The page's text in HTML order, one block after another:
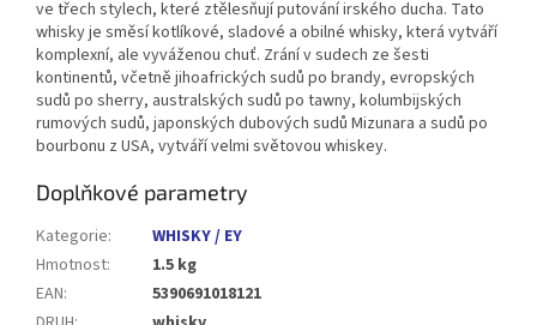
ve třech stylech, které ztělesňují putování irského ducha. Tato
whisky je směsí kotlíkové, sladové a obilné whisky, která vytváří
komplexní, ale vyváženou chuť. Zrání v sudech ze šesti
kontinentů, včetně jihoafrických sudů po brandy, evropských
sudů po sherry, australských sudů po tawny, kolumbijských
rumových sudů, japonských dubových sudů Mizunara a sudů po
bourbonu z USA, vytváří velmi světovou whiskey.
Doplňkové parametry
Kategorie:
WHISKY / EY
Hmotnost:
1.5 kg
EAN:
5390691018121